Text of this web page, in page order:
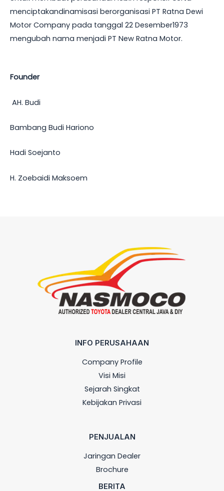
menciptakandinamisasi berorganisasi PT Ratna Dewi
Motor Company pada tanggal 22 Desember1973
mengubah nama menjadi PT New Ratna Motor.
Founder
AH. Budi
Bambang Budi Hariono
Hadi Soejanto
H. Zoebaidi Maksoem
INFO PERUSAHAAN
Company Profile
Visi Misi
Sejarah Singkat
Kebijakan Privasi
PENJUALAN
Jaringan Dealer
Brochure
BERITA